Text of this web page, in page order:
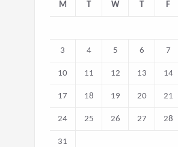
M T W T F
3 4 5 6 7
10 11 12 13 14
17 18 19 20 21
24 25 26 27 28
31